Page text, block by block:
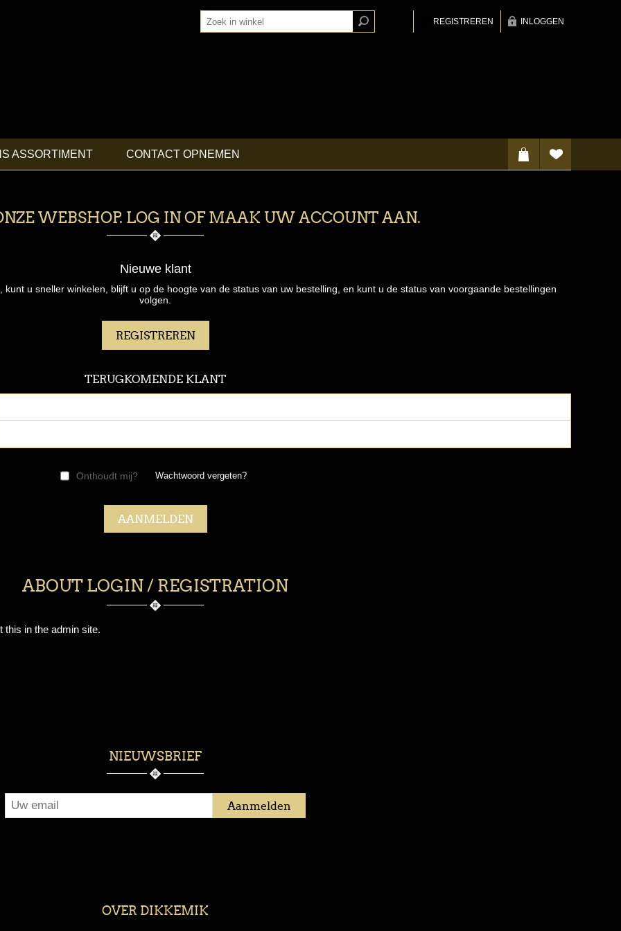
REGISTREREN INLOGGEN
ASSORTIMENT CONTACT OPNEMEN
WEBSHOP. LOG IN OF MAAK UW ACCOUNT AAN.
Nieuwe klant
u sneller winkelen, blijft u op de hoogte van de status van uw bestelling, en kunt u de status van voorgaande bestellingen
volgen.
TERUGKOMENDE KLANT
Onthoudt mij? Wachtwoord vergeten?
ABOUT LOGIN / REGISTRATION
this in the admin site.
NIEUWSBRIEF
OVER DIKKEMIK